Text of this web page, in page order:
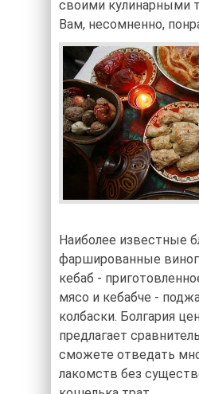
своими кулинарными
Вам, несомненно,
Наиболее известные
фаршированные
кебаб -
мясо и кебабче -
колбаски. Болгария
предлагает
сможете отведать
лакомств без